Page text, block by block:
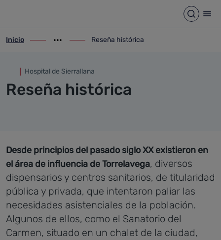
Abrir
ir-a inicio
Inicio
Mostrar opciones del camino de migas
ir-a Reseña histórica
Reseña histórica
Hospital de Sierrallana
Reseña histórica
Desde principios del pasado siglo XX existieron en
el área de influencia de Torrelavega, diversos
dispensarios y centros sanitarios, de titularidad
pública y privada, que intentaron paliar las
necesidades asistenciales de la población.
Algunos de ellos, como el Sanatorio del
Carmen, situado en un chalet de la ciudad,